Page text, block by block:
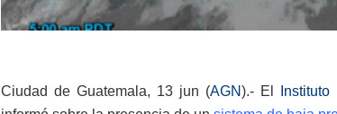
Ciudad de Guatemala, 13 jun (AGN).- El